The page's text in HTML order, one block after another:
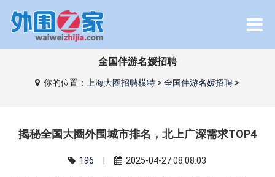
全国伴游名媛招聘
你的位置： 上海大圈招聘模特 >全国伴游名媛招聘 >
揭秘全国大圈外围城市排名，北上广深需求TOP4
196 | 2025-04-27 08:08:03